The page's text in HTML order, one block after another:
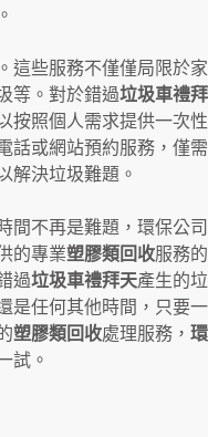
這些服務不僅僅局限於家
等。對於錯過垃圾車禮拜
按照個人需求提供一次性
話或網站預約服務，僅需
解決垃圾難題。
間不再是難題，環保公司
的專業塑膠類回收服務的
過垃圾車禮拜天產生的垃
是任何其他時間，只要一
塑膠類回收處理服務， 環
試。